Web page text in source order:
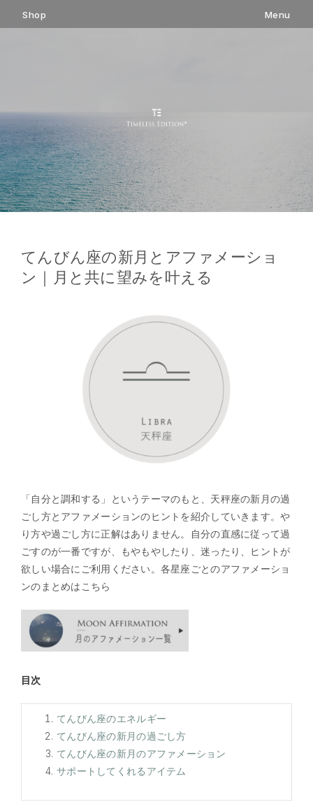
Shop Menu
ン
ス
キ
ッ
プ
てんびん座の新月とアファメーショ
ン｜月と共に望みを叶える
「自分と調和する」というテーマのもと、天秤座の新月の過
ごし方とアファメーションのヒントを紹介していきます。や
り方や過ごし方に正解はありません。自分の直感に従って過
ごすのが一番ですが、もやもやしたり、迷ったり、ヒントが
欲しい場合にご利用ください。各星座ごとのアファメーショ
ンのまとめはこちら
目次
てんびん座のエネルギー
てんびん座の新月の過ごし方
てんびん座の新月のアファメーション
サポートしてくれるアイテム